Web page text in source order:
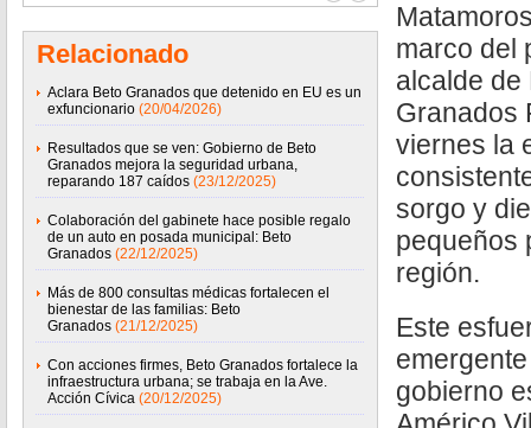
Relacionado
Aclara Beto Granados que detenido en EU es un
exfuncionario (20/04/2026)
Resultados que se ven: Gobierno de Beto
Granados mejora la seguridad urbana,
reparando 187 caídos (23/12/2025)
Colaboración del gabinete hace posible regalo
de un auto en posada municipal: Beto
Granados (22/12/2025)
Más de 800 consultas médicas fortalecen el
bienestar de las familias: Beto
Granados (21/12/2025)
Con acciones firmes, Beto Granados fortalece la
infraestructura urbana; se trabaja en la Ave.
Acción Cívica (20/12/2025)
marco del
alcalde de
Granados
viernes la
sorgo y
pequeños
región.
Este
gobierno